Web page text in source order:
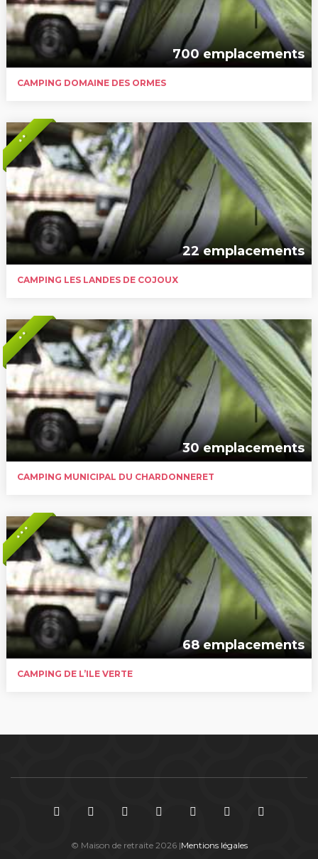
700 emplacements
CAMPING DOMAINE DES ORMES
* *
22 emplacements
CAMPING LES LANDES DE COJOUX
* *
30 emplacements
CAMPING MUNICIPAL DU CHARDONNERET
* * *
68 emplacements
CAMPING DE L’ILE VERTE
© Maison de retraite 2026 |Mentions légales